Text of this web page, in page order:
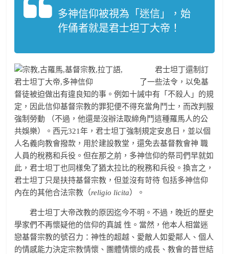
多神信仰被視為「迷信」，始
作俑者就是君士坦丁大帝！
君士坦丁還制訂
了一些法令，以免基
督徒被迫做出有違良知的事。例如十誡中有「不殺人」的規
定，因此信仰基督宗教的罪犯便不得充當角鬥士，而改判服
強制勞動 （不過，他還是沒辦法取締角鬥這種羅馬人的公
共娛樂）。西元321年，君士坦丁強制規定安息日，並以個
人名義向教會撥款，用於建設教堂，還免去基督教會神 職
人員的稅務和兵役。但在那之前，多神信仰的祭司們早就如
此，君士坦丁也同樣免了猶太拉比的稅務和兵役。換言之，
君士坦丁只是扶持基督宗教，但並沒有苛待 包括多神信仰
內在的其他合法宗教（religio licita）。
君士坦丁大帝改教的原因迄今不明。不過，晚近的歷史
學家們不再懷疑他的信仰的真誠 性。當然，他本人相當迷
戀基督宗教的號召力：神性的超越、愛敵人如愛鄰人、個人
的情感能力決定宗教情懷、團體情懷的成長、教會的普世結